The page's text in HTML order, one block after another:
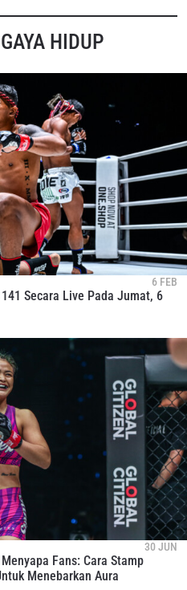
HIDUP
6 FEB
Secara Live Pada Jumat, 6
30 JUN
Fans: Cara Stamp
Menebarkan Aura